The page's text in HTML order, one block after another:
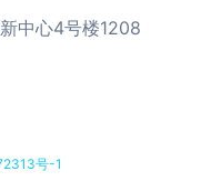
中心4号楼1208
号-1